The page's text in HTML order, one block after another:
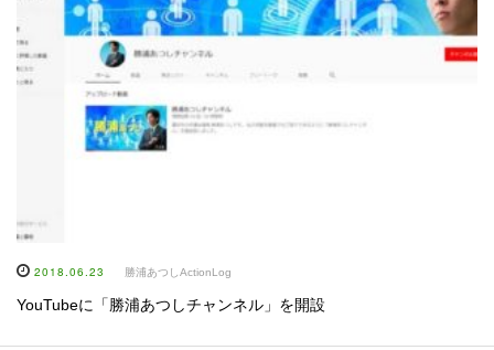
2018.06.23 勝浦あつしActionLog
YouTubeに「勝浦あつしチャンネル」を開設